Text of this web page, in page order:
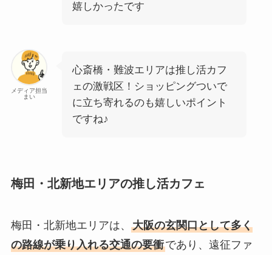
嬉しかったです
メディア担当
まい
心斎橋・難波エリアは推し活カフ
ェの激戦区！ショッピングついで
に立ち寄れるのも嬉しいポイント
ですね♪
梅田・北新地エリアの推し活カフェ
梅田・北新地エリアは、 大阪の玄関口として多く
の路線が乗り入れる交通の要衝であり、遠征ファ